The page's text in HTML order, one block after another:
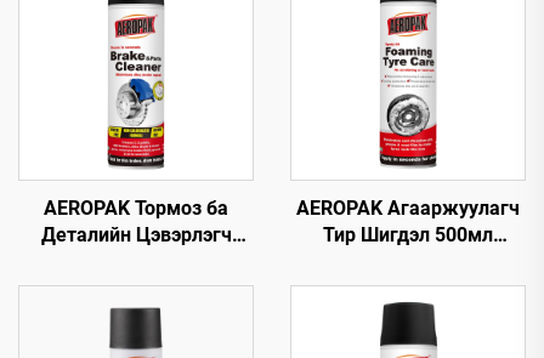
AEROPAK Тормоз ба
Деталийн Цэвэрлэгч
Секунд хугацаанд
Цэвэрлэнэ Тормозын
Хувьд
AEROPAK Агааржуулагч
Тир Шигдэл 500мл
Цэвэрлэгч Арчих эсвэл
Хүнд Хөдөлмөр
шаардахгүй